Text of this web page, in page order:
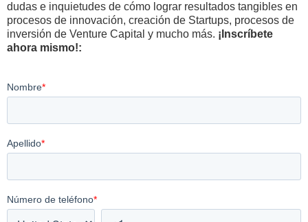
dudas e inquietudes de cómo lograr resultados tangibles en
procesos de innovación, creación de Startups, procesos de
inversión de Venture Capital y mucho más. ¡Inscríbete
ahora mismo!: